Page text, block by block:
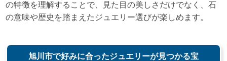
の特徴を理解することで、見た目の美しさだけでなく、石
の意味や歴史を踏まえたジュエリー選びが楽しめます。
旭川市で好みに合ったジュエリーが見つかる宝